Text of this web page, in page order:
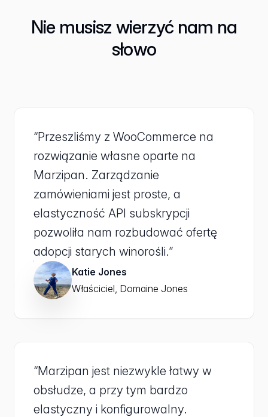
Nie musisz wierzyć nam na
słowo
“Przeszliśmy z WooCommerce na
rozwiązanie własne oparte na
Marzipan. Zarządzanie
zamówieniami jest proste, a
elastyczność API subskrypcji
pozwoliła nam rozbudować ofertę
adopcji starych winorośli.”
Katie Jones
Właściciel, Domaine Jones
“Marzipan jest niezwykle łatwy w
obsłudze, a przy tym bardzo
elastyczny i konfigurowalny.